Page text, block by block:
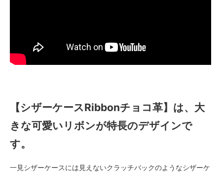
【シザーケースRibbonチョコ革】は、大
きな可愛いリボンが特長のデザインで
す。
一見シザーケースには見えないクラッチバックのようなシザーケ